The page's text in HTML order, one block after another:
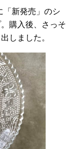
「新発売」のシ
購入後、さっそ
しました。